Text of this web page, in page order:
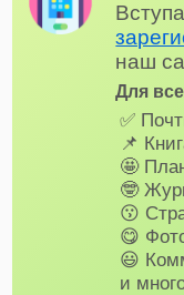
наш
Для
✅
📌
🤩
🤓
😗
😋
😃
и